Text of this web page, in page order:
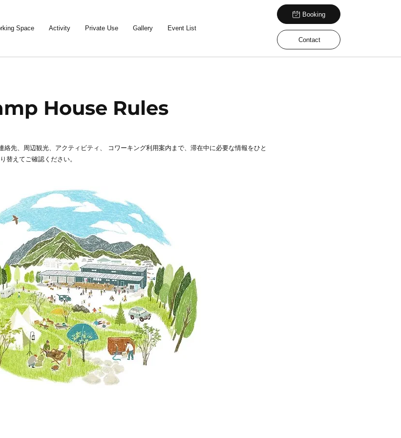
Space Activity Private Use Gallery Event List
Booking
Contact
House Rules
先、周辺観光、アクティビティ、 コワーキング利用案内まで、滞在中に必要な情報をひと
替えてご確認ください。